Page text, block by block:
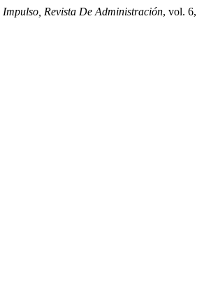
Impulso, Revista De Administración, vol. 6,